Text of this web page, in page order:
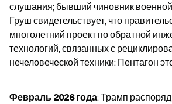
слушания; бывший чиновник
Груш свидетельствует, что
многолетний проект по обратной
технологий, связанных с
нечеловеческой техники; Пентагон
Февраль 2026 года: Трамп